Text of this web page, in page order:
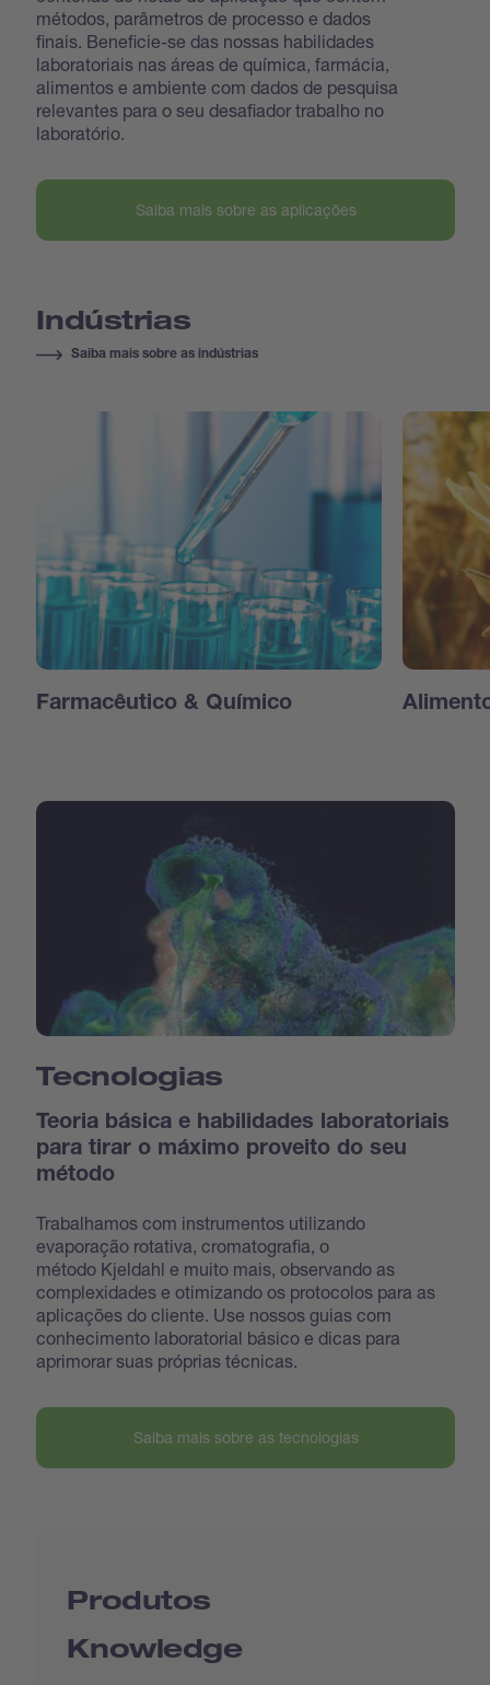
métodos, parâmetros de processo e dados
finais. Beneficie-se das nossas habilidades
laboratoriais nas áreas de química, farmácia,
alimentos e ambiente com dados de pesquisa
relevantes para o seu desafiador trabalho no
laboratório.
Saiba mais sobre as aplicações
Indústrias
Saiba mais sobre as indústrias
Farmacêutico & Químico
Tecnologias
Teoria básica e habilidades laboratoriais
para tirar o máximo proveito do seu
método
Trabalhamos com instrumentos utilizando
evaporação rotativa, cromatografia, o
método Kjeldahl e muito mais, observando as
complexidades e otimizando os protocolos para as
aplicações do cliente. Use nossos guias com
conhecimento laboratorial básico e dicas para
aprimorar suas próprias técnicas.
Saiba mais sobre as tecnologias
Produtos
Knowledge